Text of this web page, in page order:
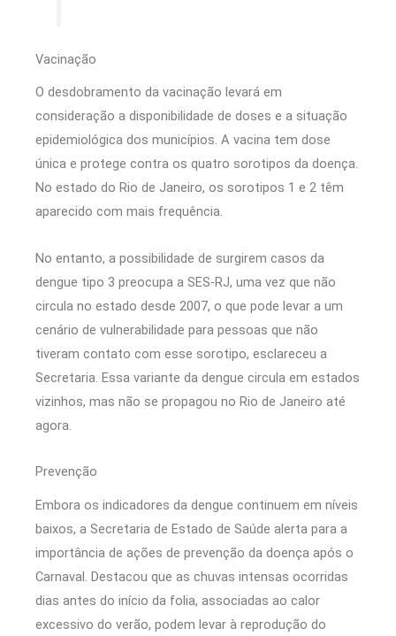
Vacinação
O desdobramento da vacinação levará em
consideração a disponibilidade de doses e a situação
epidemiológica dos municípios. A vacina tem dose
única e protege contra os quatro sorotipos da doença.
No estado do Rio de Janeiro, os sorotipos 1 e 2 têm
aparecido com mais frequência.
No entanto, a possibilidade de surgirem casos da
dengue tipo 3 preocupa a SES-RJ, uma vez que não
circula no estado desde 2007, o que pode levar a um
cenário de vulnerabilidade para pessoas que não
tiveram contato com esse sorotipo, esclareceu a
Secretaria. Essa variante da dengue circula em estados
vizinhos, mas não se propagou no Rio de Janeiro até
agora.
Prevenção
Embora os indicadores da dengue continuem em níveis
baixos, a Secretaria de Estado de Saúde alerta para a
importância de ações de prevenção da doença após o
Carnaval. Destacou que as chuvas intensas ocorridas
dias antes do início da folia, associadas ao calor
excessivo do verão, podem levar à reprodução do